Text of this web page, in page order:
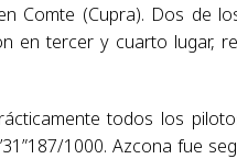
Comte (Cupra). Dos de
en tercer y cuarto lugar,
todos los
1000. Azcona fue